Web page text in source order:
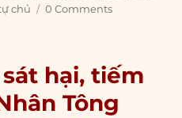
chủ 0 Comments
hại, tiếm
Tông